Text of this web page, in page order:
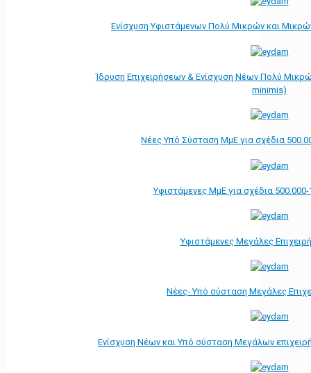
Ενίσχυση Υφιστάμενων Πολύ Μικρών και
Ίδρυση Επιχειρήσεων & Ενίσχυση Νέων Πολύ
minimis)
Νέες Υπό Σύσταση ΜμΕ για σχέδια
Υφιστάμενες ΜμΕ για σχέδια
Υφιστάμενες Μεγάλες
Νέες- Υπό σύσταση Μεγάλες
Ενίσχυση Νέων και Υπό σύσταση Μεγάλων